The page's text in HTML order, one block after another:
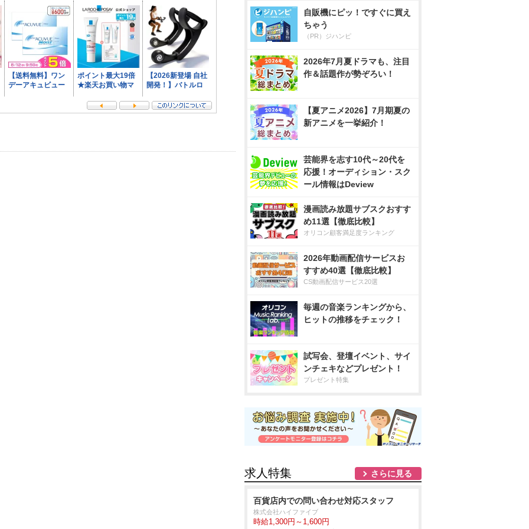
自販機にピッ！ですぐに買え
ちゃう
（PR）ジハンピ
2026年7月夏ドラマも、注目
作＆話題作が勢ぞろい！
【夏アニメ2026】7月期夏の
新アニメを一挙紹介！
芸能界を志す10代～20代を
応援！オーディション・スク
ール情報はDeview
漫画読み放題サブスクおすす
め11選【徹底比較】
オリコン顧客満足度ランキング
2026年動画配信サービスお
すすめ40選【徹底比較】
CS動画配信サービス20選
毎週の音楽ランキングから、
ヒットの推移をチェック！
試写会、登壇イベント、サイ
ンチェキなどプレゼント！
プレゼント特集
求人特集 さらに見る
百貨店内での問い合わせ対応スタッフ
株式会社ハイファイブ
時給1,300円～1,600円